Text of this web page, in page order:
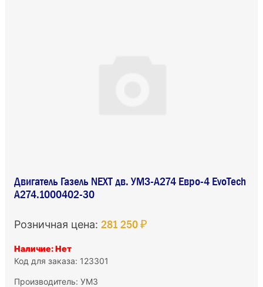
Двигатель Газель NEXT дв. УМЗ-А274 Евро-4 EvoTech
А274.1000402-30
Розничная цена: 281 250 ₽
Наличие: Нет
Код для заказа: 123301
Производитель: УМЗ